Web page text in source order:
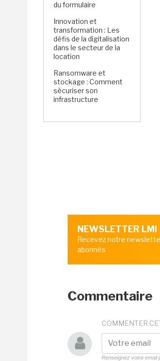
du formulaire
Innovation et
transformation : Les
défis de la digitalisation
dans le secteur de la
location
Ransomware et
stockage : Comment
sécuriser son
infrastructure
NEWSLETTER LMI
Recevez notre
abonnés
Commentaire
COMMENTER
Renseignez votre email